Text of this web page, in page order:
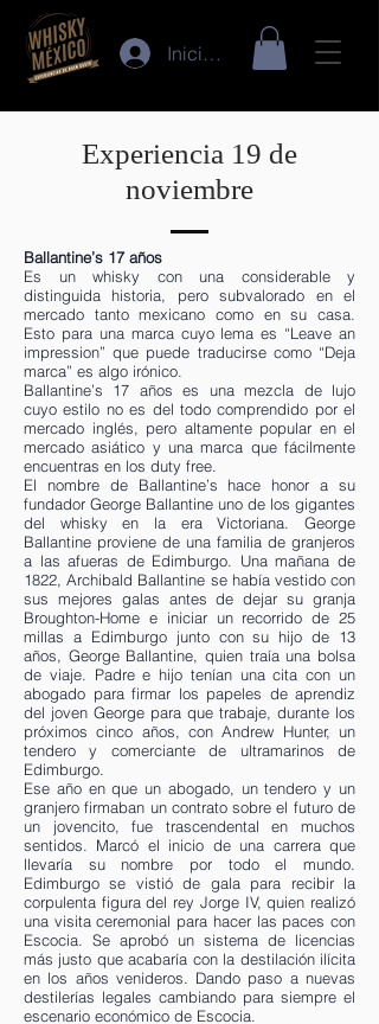
Iniciar sesión
Experiencia 19 de
noviembre
Ballantine’s 17 años
Es un whisky con una considerable y
distinguida historia, pero subvalorado en el
mercado tanto mexicano como en su casa.
Esto para una marca cuyo lema es “Leave an
impression” que puede traducirse como “Deja
marca” es algo irónico.
Ballantine’s 17 años es una mezcla de lujo
cuyo estilo no es del todo comprendido por el
mercado inglés, pero altamente popular en el
mercado asiático y una marca que fácilmente
encuentras en los duty free.
El nombre de Ballantine’s hace honor a su
fundador George Ballantine uno de los gigantes
del whisky en la era Victoriana. George
Ballantine proviene de una familia de granjeros
a las afueras de Edimburgo. Una mañana de
1822, Archibald Ballantine se había vestido con
sus mejores galas antes de dejar su granja
Broughton-Home e iniciar un recorrido de 25
millas a Edimburgo junto con su hijo de 13
años, George Ballantine, quien traía una bolsa
de viaje. Padre e hijo tenían una cita con un
abogado para firmar los papeles de aprendiz
del joven George para que trabaje, durante los
próximos cinco años, con Andrew Hunter, un
tendero y comerciante de ultramarinos de
Edimburgo.
Ese año en que un abogado, un tendero y un
granjero firmaban un contrato sobre el futuro de
un jovencito, fue trascendental en muchos
sentidos. Marcó el inicio de una carrera que
llevaría su nombre por todo el mundo.
Edimburgo se vistió de gala para recibir la
corpulenta figura del rey Jorge IV, quien realizó
una visita ceremonial para hacer las paces con
Escocia. Se aprobó un sistema de licencias
más justo que acabaría con la destilación ilícita
en los años venideros. Dando paso a nuevas
destilerías legales cambiando para siempre el
escenario económico de Escocia.